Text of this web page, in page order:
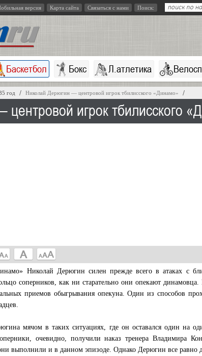
версия Карта сайта Связаться с нами Поиск:
Баскетбол Бокс Л.атлетика
год Николай Дерюгин — центровой игрок тбилисского «Динамо»
игрок тбилисского
Николай Дерюгин силен прежде всего в атаках с
соперников, как ни старательно они опекают динамовца.
приемов обыгрывания опекуна. Один из способов
мячом в таких ситуациях, где он оставался один на
очевидно, получили наказ тренера Владимира
выполнили и в данном эпизоде. Однако Дерюгин все равно